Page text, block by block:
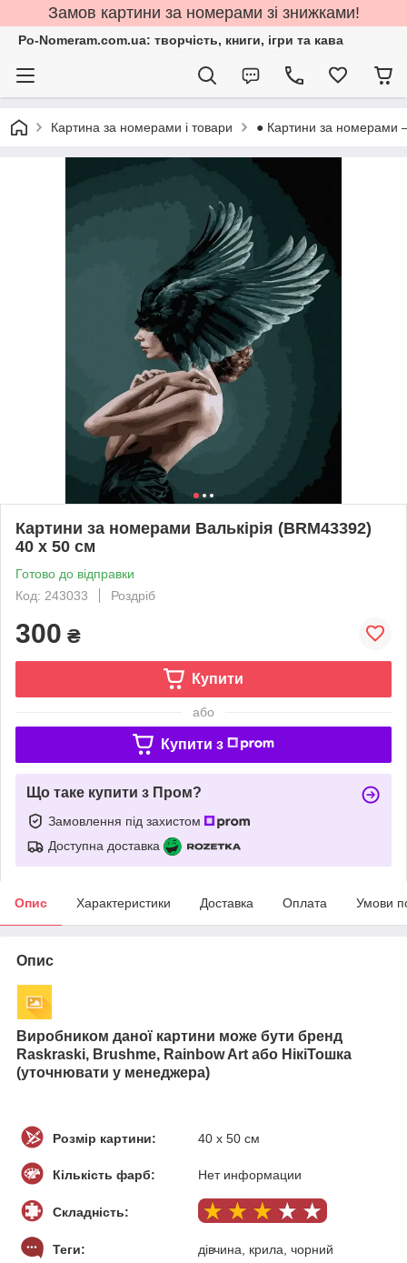
Замов картини за номерами зі знижками!
Po-Nomeram.com.ua: творчість, книги, ігри та кава
Картина за номерами і товари ● Картини за номерами
Картини за номерами Валькірія (BRM43392)
40 х 50 см
Готово до відправки
Код: 243033
Роздріб
300 ₴
Купити
або
Купити з
Що таке купити з Пром?
Замовлення під захистом
Доступна доставка
Опис Характеристики Доставка Оплата Умови
Опис
Виробником даної картини може бути бренд
Raskraski, Brushme, Rainbow Art або НікіТошка
(уточнювати у менеджера)
Розмір картини: 40 х 50 см
Кількість фарб: Нет информации
Складність:
Теги: дівчина, крила, чорний